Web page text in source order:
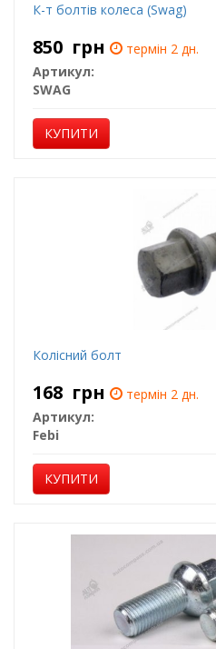
К-т болтів колеса (Swag)
850 грн
термін 2 дн.
Артикул:
SWAG
КУПИТИ
Колісний болт
168 грн
термін 2 дн.
Артикул:
Febi
КУПИТИ